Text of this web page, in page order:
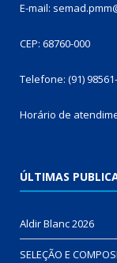
E-mail:
CEP: 68760-000
Telefone: (91)
Horário de
ÚLTIMAS
Aldir Blanc 2026
SELEÇÃO E